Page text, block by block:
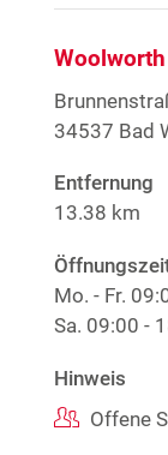
34537 Bad
Entfernung
13.38 km
Mo. - Fr.
Sa. 09:00 -
Hinweis
Offene